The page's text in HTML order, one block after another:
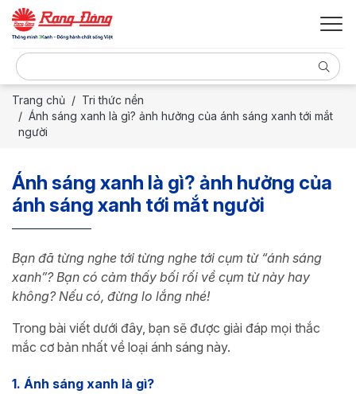
Trang chủ
Tri thức nền
Ánh sáng xanh là gì? ảnh hưởng của ánh sáng xanh tới mắt
người
Ánh sáng xanh là gì? ảnh hưởng của
ánh sáng xanh tới mắt người
Bạn đã từng nghe tới từng nghe tới cụm từ “ánh sáng
xanh”? Bạn có cảm thấy bối rối về cụm từ này hay
không? Nếu có, đừng lo lắng nhé!
Trong bài viết dưới đây, bạn sẽ được giải đáp mọi thắc
mắc cơ bản nhất về loại ánh sáng này.
1. Ánh sáng xanh là gì?